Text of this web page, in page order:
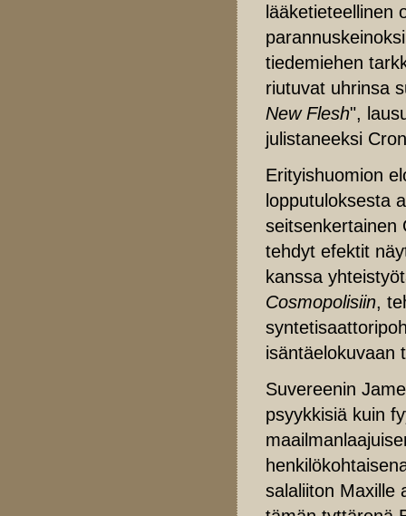
lääketieteellinen
tiedemiehen
riutuvat uhrinsa
New Flesh",
julistaneeksi
Erityishuomion
lopputuloksesta
tehdyt efektit
kanssa
Cosmopolisiin,
isäntäelokuvaan
Suvereenin
psyykkisiä kuin
salaliiton Maxille